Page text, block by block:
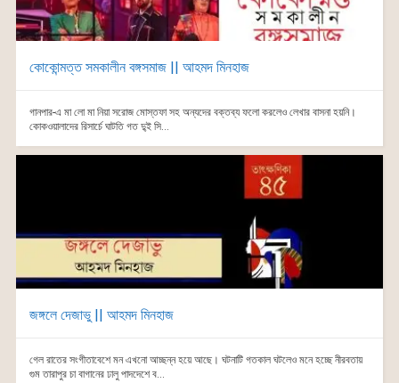
কোকোন্মত্ত সমকালীন বঙ্গসমাজ || আহমদ মিনহাজ
গানপার-এ মা লো মা নিয়া সরোজ মোস্তফা সহ অন্যদের বক্তব্য ফলো করলেও লেখার বাসনা হয়নি।
কোকওয়ালাদের রিসার্চে ঘাটতি গত দু্ই সি...
জঙ্গলে দেজাভু || আহমদ মিনহাজ
গেল রাতের সংগীতাবেশে মন এখনো আচ্ছন্ন হয়ে আছে। ঘটনাটি গতকাল ঘটলেও মনে হচ্ছে নীরবতায়
গুম তারাপুর চা বাগানের ঢালু পাদদেশে ব...